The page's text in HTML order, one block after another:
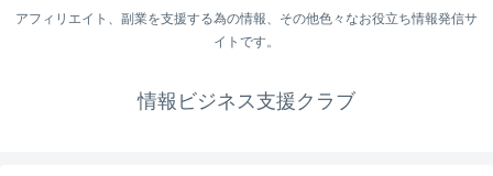
アフィリエイト、副業を支援する為の情報、その他色々なお役立ち情報発信サ
イトです。
情報ビジネス支援クラブ